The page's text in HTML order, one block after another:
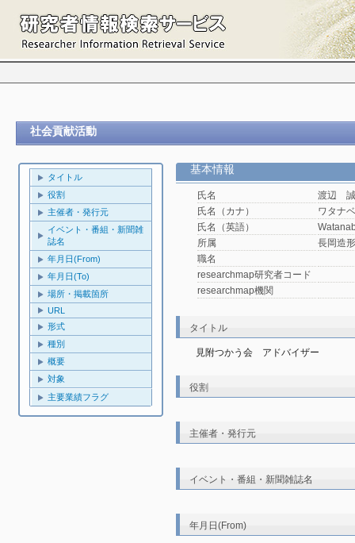
社会貢献活動
タイトル
役割
主催者・発行元
イベント・番組・新聞雑
誌名
年月日(From)
年月日(To)
場所・掲載箇所
URL
形式
種別
概要
対象
主要業績フラグ
基本情報
氏名
渡辺
氏名（カナ）
ワタナ
氏名（英語）
所属
長岡造
職名
researchmap研究者コード
researchmap機関
タイトル
見附つかう会　アドバイザー
役割
主催者・発行元
イベント・番組・新聞雑誌名
年月日(From)